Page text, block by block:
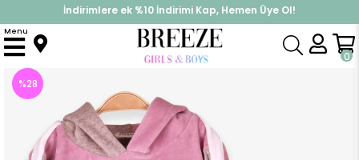
%30 Sepette Yaz İndirimi, Hemen Al!
İndirimlere ek %10 İndirimi Kap, Hemen Üye Ol!
0
Menu
Anasayfa Takımlar Eşofman Takım Kız Bebek Kadife Eşofman Takımı Nakışlı Pudra (6 Ay)
%28